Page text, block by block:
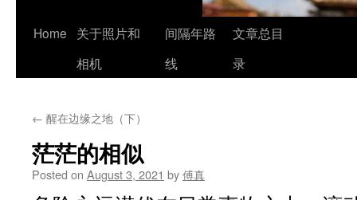
Skip
Home
关于照片和
相机
间隔年路
线
文章总目
录
← 醒在边缘之地（下）
茫茫的相似
Posted on August 3, 2021 by傅真